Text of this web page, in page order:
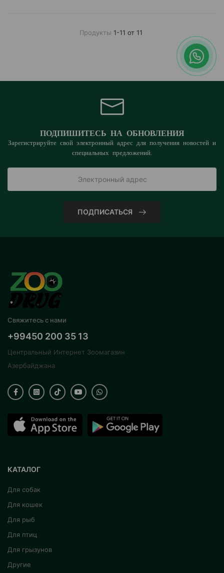
Продукты 1-11 от 11
ПОДПИШИТЕСЬ НА ОБНОВЛЕНИЯ
Зарегистрируйте свой электронный адрес для получения новостей и
специальных предложений.
ПОДПИСАТЬСЯ
Свяжитесь с нами
+99450 200 35 13
Центральный Интернет Зоомагазин
Азербайджана
КАТАЛОГ
Для собак
Для кошек
Для рыб
Для птиц
Для грызунов
Другие